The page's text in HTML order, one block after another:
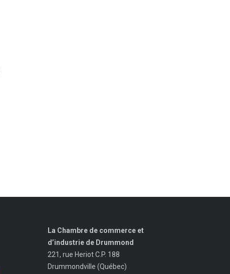
La Chambre de commerce et
d’industrie de Drummond
221, rue Heriot C.P. 188
Drummondville (Québec)